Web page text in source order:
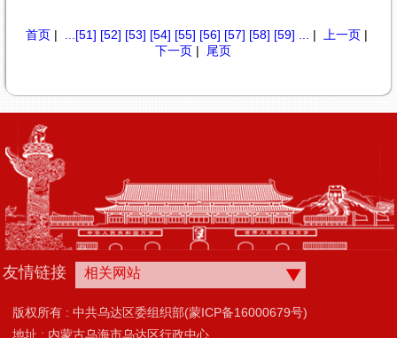
首页| [51] [52] [53] [54] [55] [56] [57] [58] [59] | 上一页|
下一页| 尾页
友情链接 相关网站
版权所有 : 中共乌达区委组织部(蒙ICP备16000679号)
地址 : 内蒙古乌海市乌达区行政中心